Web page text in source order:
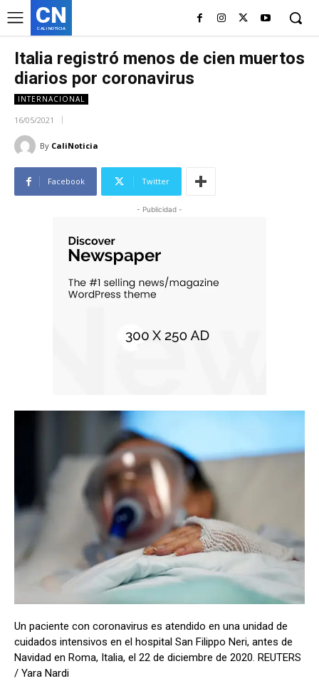
CN
CALI NOTICIA
Italia registró menos de cien muertos
diarios por coronavirus
INTERNACIONAL
16/05/2021
By CaliNoticia
Facebook Twitter
- Publicidad -
Un paciente con coronavirus es atendido en una unidad de
cuidados intensivos en el hospital San Filippo Neri, antes de
Navidad en Roma, Italia, el 22 de diciembre de 2020. REUTERS
/ Yara Nardi